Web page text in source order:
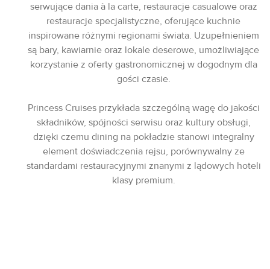
serwujące dania à la carte, restauracje casualowe oraz
restauracje specjalistyczne, oferujące kuchnie
inspirowane różnymi regionami świata. Uzupełnieniem
są bary, kawiarnie oraz lokale deserowe, umożliwiające
korzystanie z oferty gastronomicznej w dogodnym dla
gości czasie.
Princess Cruises przykłada szczególną wagę do jakości
składników, spójności serwisu oraz kultury obsługi,
dzięki czemu dining na pokładzie stanowi integralny
element doświadczenia rejsu, porównywalny ze
standardami restauracyjnymi znanymi z lądowych hoteli
klasy premium.